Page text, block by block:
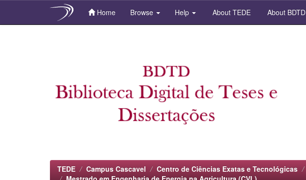
Home Browse Help About TEDE About BDTD
TEDE Campus Cascavel Centro de Ciências Exatas e Tecnológicas